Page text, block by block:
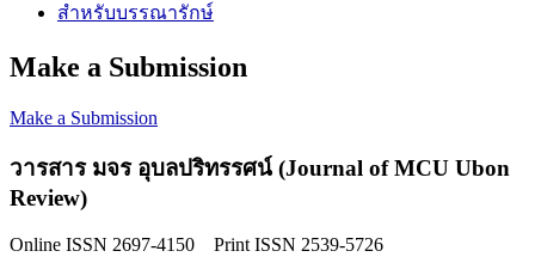
สำหรับบรรณารักษ์
Make a Submission
Make a Submission
วารสาร มจร อุบลปริทรรศน์ (Journal of MCU Ubon
Review)
Online ISSN 2697-4150 Print ISSN 2539-5726